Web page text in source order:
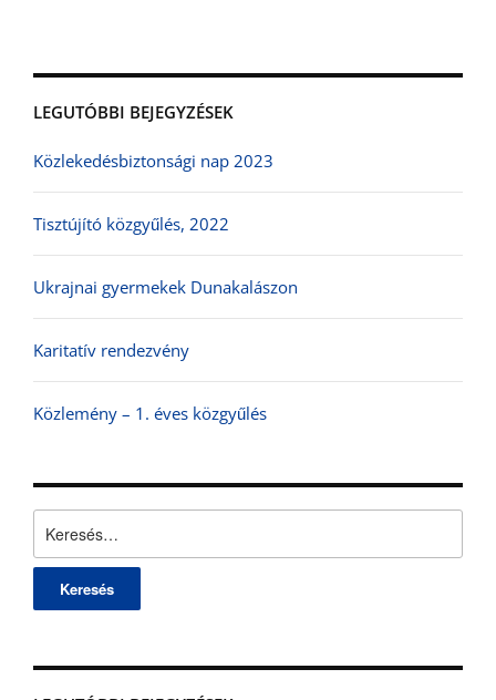
LEGUTÓBBI BEJEGYZÉSEK
Közlekedésbiztonsági nap 2023
Tisztújító közgyűlés, 2022
Ukrajnai gyermekek Dunakalászon
Karitatív rendezvény
Közlemény – 1. éves közgyűlés